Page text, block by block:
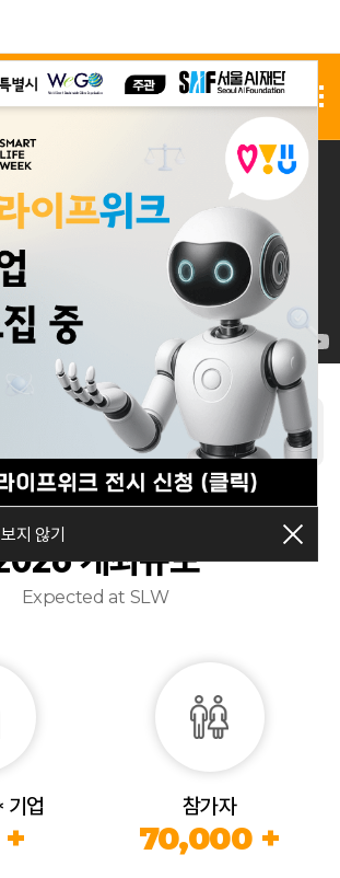
지 않기
전시 신청
개최규모
Expected at SLW
기업 참가자
70,000 +